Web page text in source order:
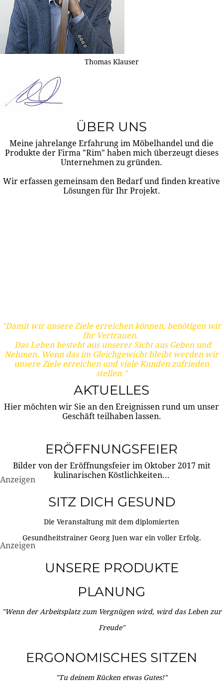
Thomas Klauser
ÜBER UNS
Meine jahrelange Erfahrung im Möbelhandel und die
Produkte der Firma "Rim" haben mich überzeugt dieses
Unternehmen zu gründen.
Wir erfassen gemeinsam den Bedarf und finden kreative
Lösungen für Ihr Projekt.
"Damit wir unsere Ziele erreichen können, benötigen wir
Ihr Vertrauen.
Das Leben besteht aus unserer Sicht aus Geben und
Nehmen. Wenn das im Gleichgewicht bleibt werden wir
unsere Ziele erreichen und viele Kunden zufrieden
stellen."
AKTUELLES
Hier möchten wir Sie an den Ereignissen rund um unser
Geschäft teilhaben lassen.
ERÖFFNUNGSFEIER
Bilder von der Eröffnungsfeier im Oktober 2017 mit
kulinarischen Köstlichkeiten...
Anzeigen
SITZ DICH GESUND
Die Veranstaltung mit dem diplomierten
Gesundheitstrainer Georg Juen war ein voller Erfolg.
Anzeigen
UNSERE PRODUKTE
PLANUNG
"Wenn der Arbeitsplatz zum Vergnügen wird, wird das Leben zur
Freude"
ERGONOMISCHES SITZEN
"Tu deinem Rücken etwas Gutes!"